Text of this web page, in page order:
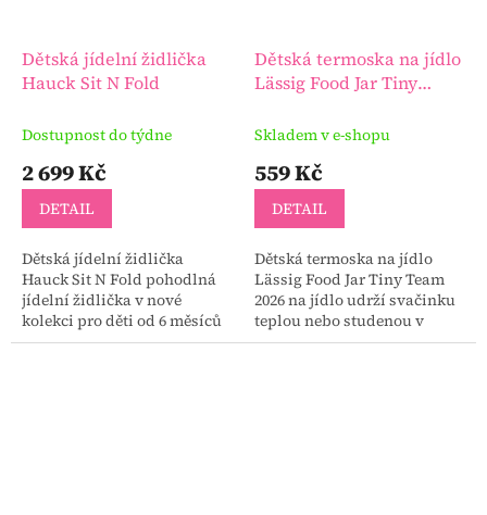
Dětská jídelní židlička
Hauck Sit N Fold
Dostupnost do týdne
2 699 Kč
DETAIL
Dětská jídelní židlička
Hauck Sit N Fold pohodlná
jídelní židlička v nové
kolekci pro děti od 6 měsíců
do 15 kg.
Dětská termoska na jídlo
Lässig Food Jar Tiny
Skladem v e-shopu
559 Kč
DETAIL
Dětská termoska na jídlo
Lässig Food Jar Tiny Team
2026 na jídlo udrží svačinku
teplou nebo studenou v
závislosti na požadavku.